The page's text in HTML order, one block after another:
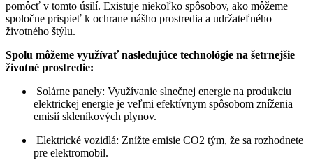
pomôcť v tomto úsilí. Existuje ⁣niekoľko spôsobov,⁤ ako môžeme
spoločne ⁢prispieť k ochrane nášho‍ prostredia a udržateľného
životného štýlu.
Spolu môžeme využívať nasledujúce technológie na ‍šetrnejšie
životné ⁣prostredie:
⁤ Solárne panely: Využívanie slnečnej energie na produkciu
elektrickej energie⁣ je veľmi ⁢efektívnym‌ spôsobom⁢ zníženia
emisií⁤ skleníkových plynov.
⁤ Elektrické⁣ vozidlá: Znížte emisie CO2 tým, že⁢ sa rozhodnete
pre ​elektromobil.